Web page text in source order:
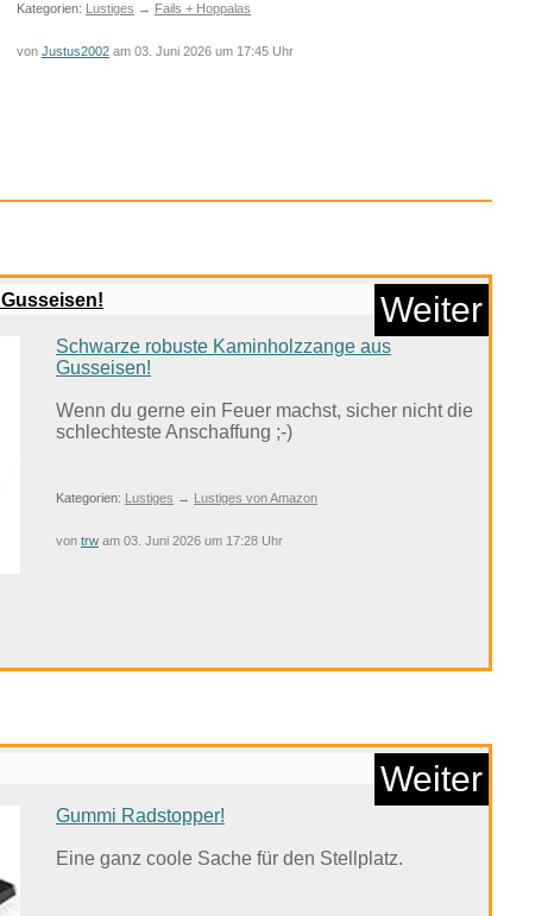
Hülle f&uu...
Kategorien: Lustiges → Fails + Hoppalas
von Justus2002 am 03. Juni 2026 um 17:45 Uhr
Weiter
Schwarze robuste Kaminholzzange aus
Gusseisen!
Wenn du gerne ein Feuer machst, sicher nicht die
schlechteste Anschaffung ;-)
Kategorien: Lustiges → Lustiges von Amazon
von trw am 03. Juni 2026 um 17:28 Uhr
Weiter
Gummi Radstopper!
Eine ganz coole Sache für den Stellplatz.